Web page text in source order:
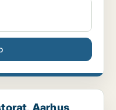
Søndre Provsti...
Aarhus